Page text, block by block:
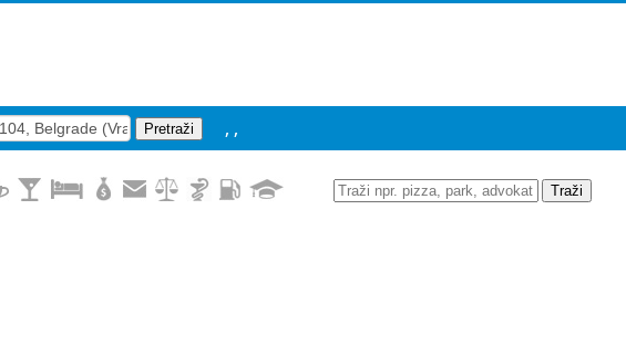
, ,
Traži